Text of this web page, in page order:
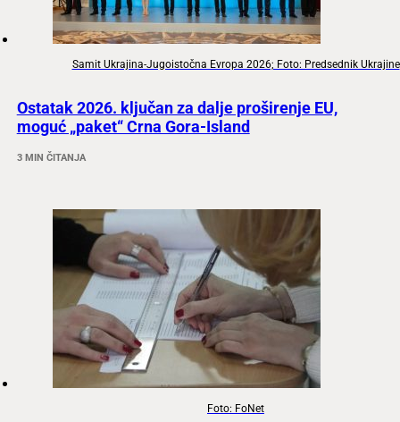
Samit Ukrajina-Jugoistočna Evropa 2026; Foto: Predsednik Ukrajine
Ostatak 2026. ključan za dalje proširenje EU,
moguć „paket“ Crna Gora-Island
3 MIN ČITANJA
Foto: FoNet